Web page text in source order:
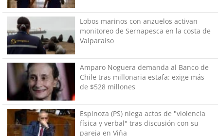
Lobos marinos con anzuelos activan
monitoreo de Sernapesca en la costa de
Valparaíso
Amparo Noguera demanda al Banco de
Chile tras millonaria estafa: exige más
de $528 millones
Espinoza (PS) niega actos de "violencia
física y verbal" tras discusión con su
pareja en Viña